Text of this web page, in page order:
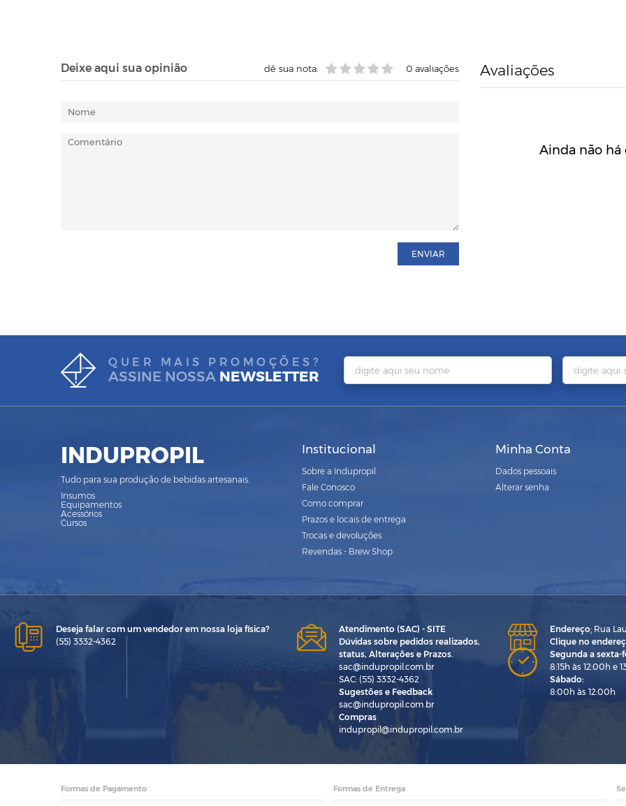
Deixe aqui sua opinião 0 avaliações
dê sua nota:
ENVIAR
Avaliações
Ainda não há
QUER MAIS PROMOÇÕES?
ASSINE NOSSA NEWSLETTER
INDUPROPIL
Tudo para sua produção de bebidas artesanais.
Insumos
Equipamentos
Acessórios
Cursos
Institucional
Sobre a Indupropil
Fale Conosco
Como comprar
Prazos e locais de entrega
Trocas e devoluções
Revendas - Brew Shop
Minha Conta
Dados pessoais
Alterar senha
Deseja falar com um vendedor em nossa loja física?
(55) 3332-4362
Atendimento (SAC) - SITE
Dúvidas sobre pedidos realizados,
status, Alterações e Prazos.
sac@indupropil.com.br
SAC: (55) 3332-4362
Sugestões e Feedback
sac@indupropil.com.br
Compras
indupropil@indupropil.com.br
Endereço: Rua
Clique no
Segunda a sexta-
8:15h às 12:00h e
Sábado:
8:00h às 12:00h
Formas de Pagamento Formas de Entrega